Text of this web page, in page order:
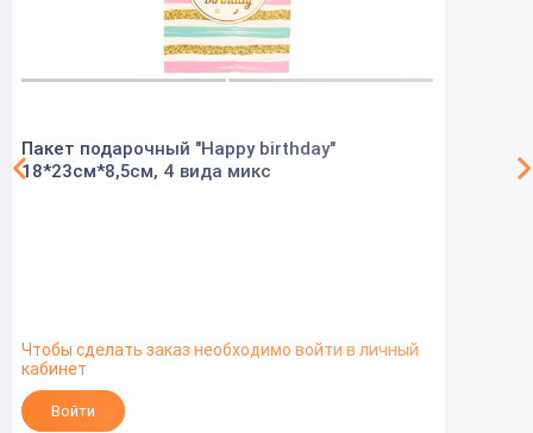
Пакет подарочный "Happy birthday"
18*23см*8,5см, 4 вида микс
Чтобы сделать заказ необходимо войти в личный
кабинет
Войти